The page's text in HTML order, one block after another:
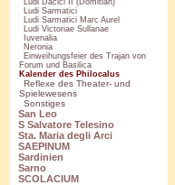
Ludi Dacici II (Domitian)
Ludi Sarmatici
Ludi Sarmatici Marc Aurel
Ludi Victoriae Sullanae
Iuvenalia
Neronia
Einweihungsfeier des Trajan von
Forum und Basilica
Kalender des Philocalus
Reflexe des Theater- und
Spielewesens
Sonstiges
San Leo
S Salvatore Telesino
Sta. Maria degli Arci
SAEPINUM
Sardinien
Sarno
SCOLACIUM